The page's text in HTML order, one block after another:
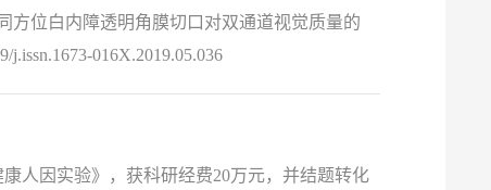
位白内障透明角膜切口对双通道视觉质量的
016X.2019.05.036
人因实验》，获科研经费20万元，并结题转化